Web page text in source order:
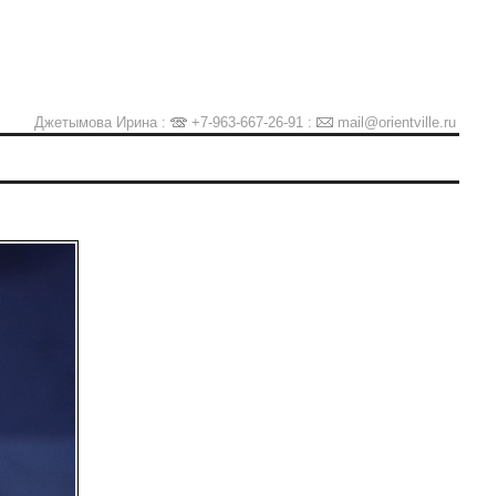
Джетымова Ирина : +7-963-667-26-91 : mail@orientville.ru